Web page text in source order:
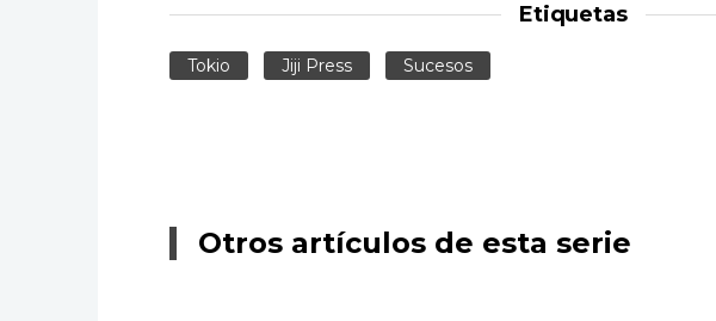
Etiquetas
Tokio Jiji Press Sucesos
Otros artículos de esta serie